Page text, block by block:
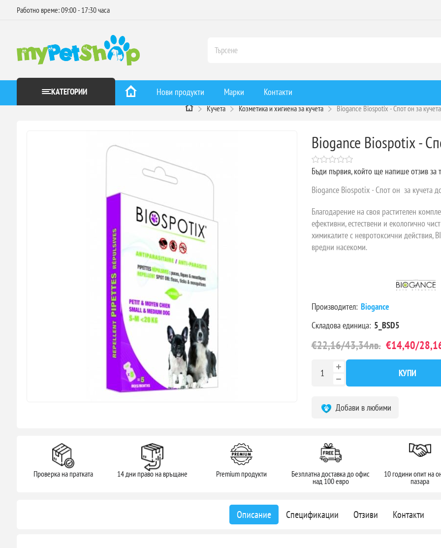
Работно време: 09:00 - 17:30 часа
КАТЕГОРИИ Нови продукти Марки Контакти
Кучета Козметика и хигиена за кучета Biogance Biospotix - Спот он за
Biogance Biospotix -
Бъди първия, който ще напише отзив за
Biogance Biospotix - Спот он за кучета
Благодарение на своя растителен
ефективни, естествени и екологично
химикалите с невротоксични действия,
вредни насекоми.
Производител: Biogance
Складова единица: 5_BSD5
€22,16/43,34лв. €14,40/
КУПИ
Добави в любими
Проверка на пратката 14 дни право на връщане Premium продукти Безплатна доставка до офис
над 100 евро
10 години опит на
пазара
Описание Спецификации Отзиви Контакти